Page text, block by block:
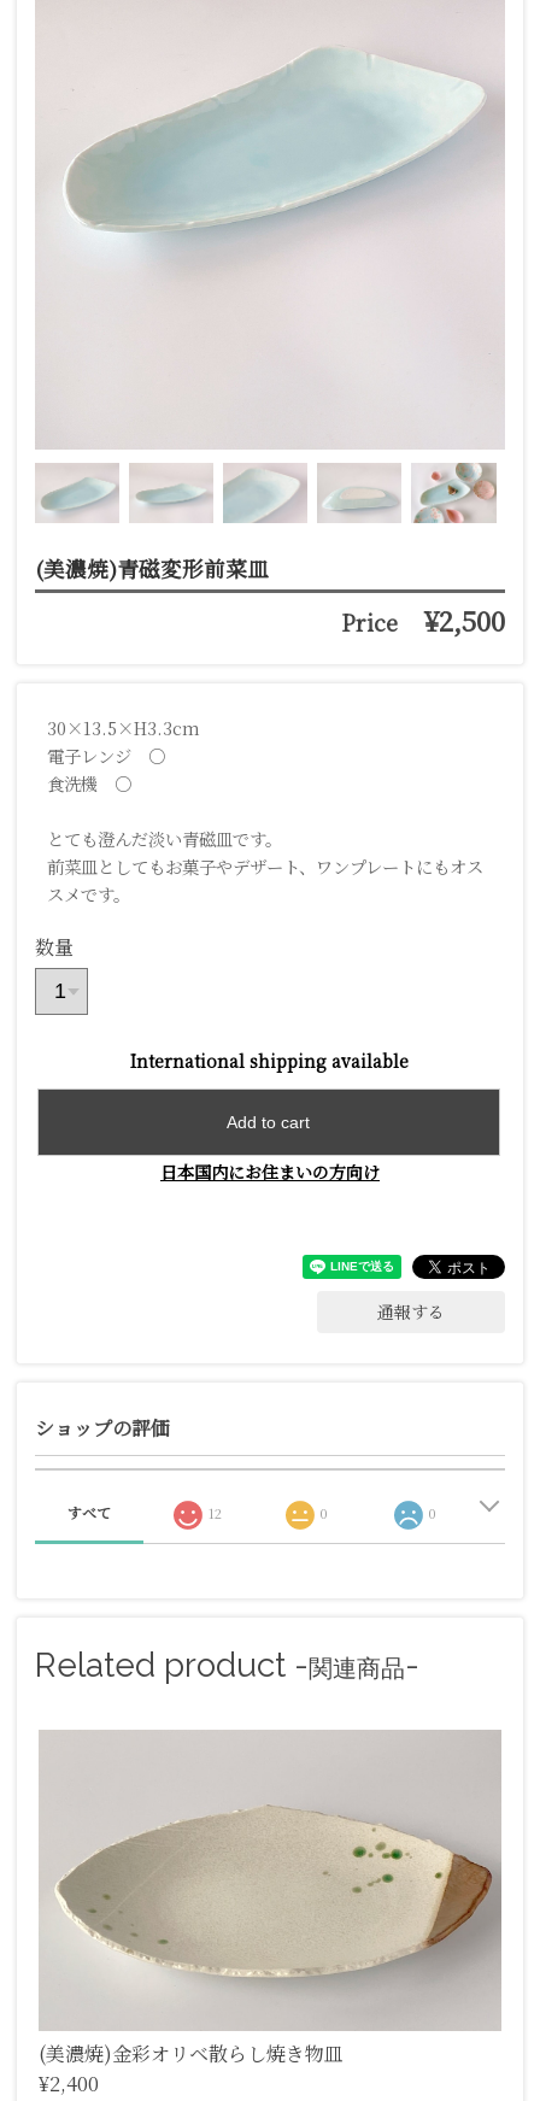
(美濃焼)青磁変形前菜皿
Price ¥2,500
30×13.5×H3.3cm
電子レンジ ○
食洗機 ○
とても澄んだ淡い青磁皿です。
前菜皿としてもお菓子やデザート、ワンプレートにもオス
スメです。
数量
International shipping available
Add to cart
日本国内にお住まいの方向け
通報する
ショップの評価
すべて 12 0 0
Related product -関連商品-
(美濃焼)金彩オリベ散らし焼き物皿
¥2,400